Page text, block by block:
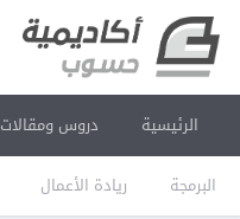
الرئيسية دروس ومقالات
البرمجة ريادة الأعمال